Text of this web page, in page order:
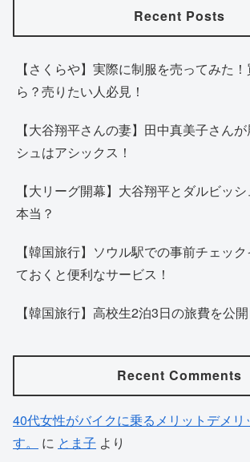
Recent Posts
【さくらや】実際に制服を売ってみた
ら？売りたい人必見！
【大谷翔平さんの妻】田中真美子さん
シュはアシックス！
【大リーグ開幕】大谷翔平とダルビッ
本当？
【韓国旅行】ソウル駅での事前チェッ
ておくと便利なサービス！
【韓国旅行】高校生2泊3日の旅費を公
Recent Comments
40代女性がバイクに乗るメリットデメリ
す。
に とま子 より